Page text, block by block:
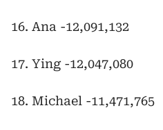
16. Ana -12,091,132
17. Ying -12,047,080
18. Michael -11,471,765